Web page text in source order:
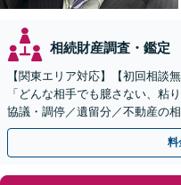
相続財産調査・鑑定
【関東エリア対応】【初回相談
「どんな相手でも臆さない、粘
協議・調停／遺留分／不動産の
ください。遺言書や生前贈与な
料